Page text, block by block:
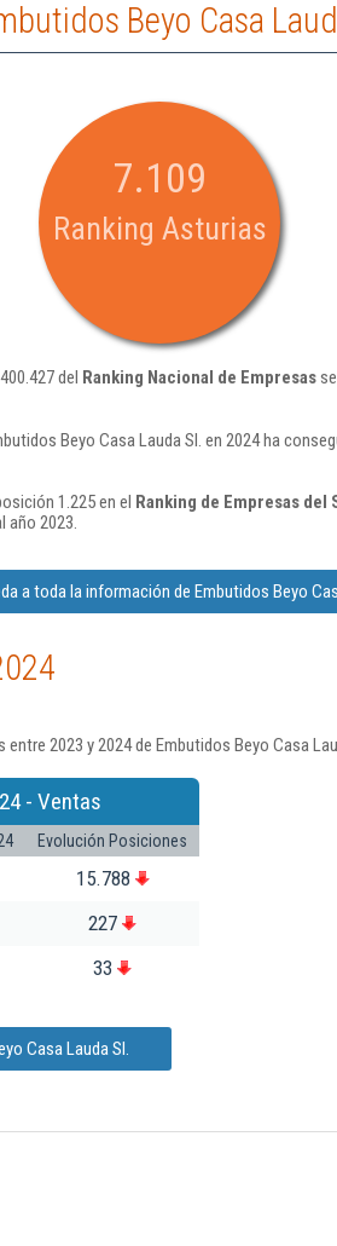
Beyo Casa
7.109
Ranking Asturias
del Ranking Nacional de Empresas
Beyo Casa Lauda Sl. en 2024 ha
1.225 en el Ranking de Empresas
año 2023.
a toda la información de Embutidos Beyo
2023 y 2024 de Embutidos Beyo Casa
- Ventas
Evolución Posiciones
15.788
227
33
Casa Lauda Sl.